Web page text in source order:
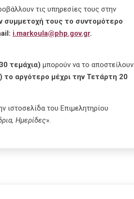
τις υπηρεσίες τους στην
συμμετοχή τους το συντομότερο
i.markoula@php.gov.gr.
τεμάχια) μπορούν να το αποστείλουν
αργότερο μέχρι την Τετάρτη 20
ιστοσελίδα του Επιμελητηρίου
Ημερίδες».